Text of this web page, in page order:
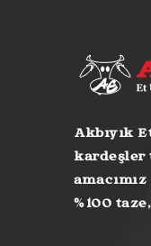
Akbıyık
kardeşler
%100